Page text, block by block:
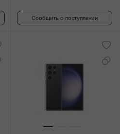
Сообщить о поступлении